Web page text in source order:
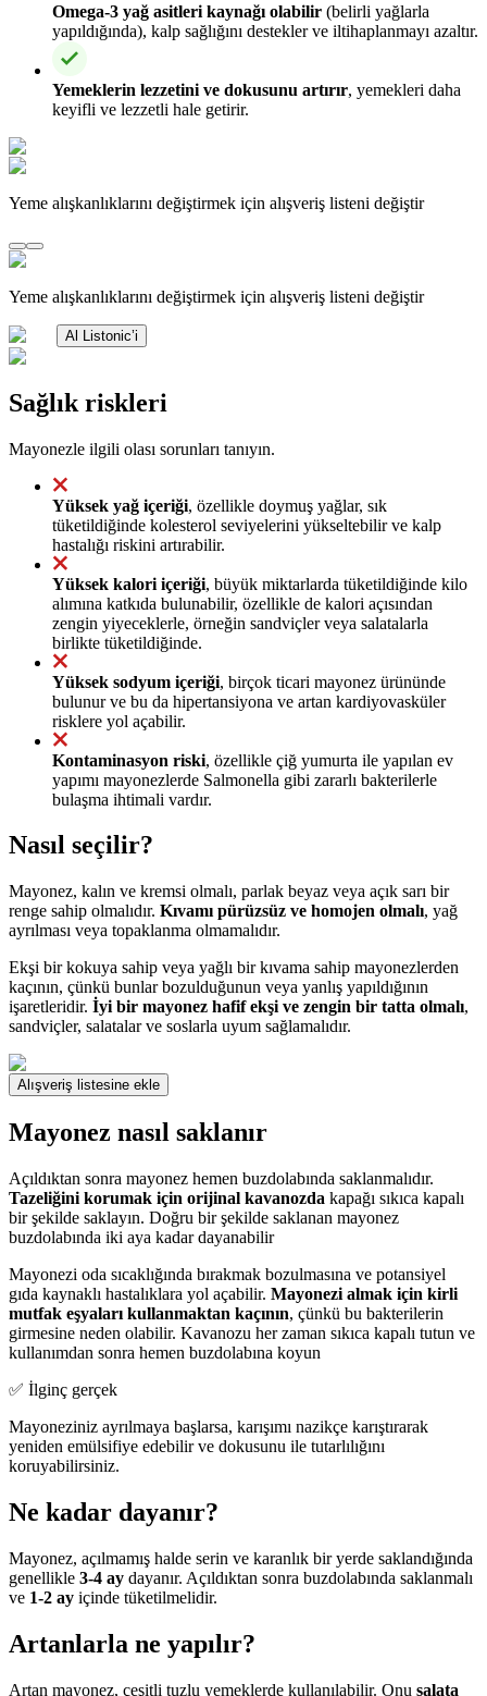
Omega-3 yağ asitleri kaynağı olabilir (belirli yağlarla
yapıldığında), kalp sağlığını destekler ve iltihaplanmayı azaltır.
Yemeklerin lezzetini ve dokusunu artırır, yemekleri daha
keyifli ve lezzetli hale getirir.
Yeme alışkanlıklarını değiştirmek için alışveriş listeni değiştir
Yeme alışkanlıklarını değiştirmek için alışveriş listeni değiştir
Al Listonic’i
Sağlık riskleri
Mayonezle ilgili olası sorunları tanıyın.
Yüksek yağ içeriği, özellikle doymuş yağlar, sık
tüketildiğinde kolesterol seviyelerini yükseltebilir ve kalp
hastalığı riskini artırabilir.
Yüksek kalori içeriği, büyük miktarlarda tüketildiğinde kilo
alımına katkıda bulunabilir, özellikle de kalori açısından
zengin yiyeceklerle, örneğin sandviçler veya salatalarla
birlikte tüketildiğinde.
Yüksek sodyum içeriği, birçok ticari mayonez ürününde
bulunur ve bu da hipertansiyona ve artan kardiyovasküler
risklere yol açabilir.
Kontaminasyon riski, özellikle çiğ yumurta ile yapılan ev
yapımı mayonezlerde Salmonella gibi zararlı bakterilerle
bulaşma ihtimali vardır.
Nasıl seçilir?
Mayonez, kalın ve kremsi olmalı, parlak beyaz veya açık sarı bir
renge sahip olmalıdır. Kıvamı pürüzsüz ve homojen olmalı, yağ
ayrılması veya topaklanma olmamalıdır.
Ekşi bir kokuya sahip veya yağlı bir kıvama sahip mayonezlerden
kaçının, çünkü bunlar bozulduğunun veya yanlış yapıldığının
işaretleridir. İyi bir mayonez hafif ekşi ve zengin bir tatta olmalı,
sandviçler, salatalar ve soslarla uyum sağlamalıdır.
Alışveriş listesine ekle
Mayonez nasıl saklanır
Açıldıktan sonra mayonez hemen buzdolabında saklanmalıdır.
Tazeliğini korumak için orijinal kavanozda kapağı sıkıca kapalı
bir şekilde saklayın. Doğru bir şekilde saklanan mayonez
buzdolabında iki aya kadar dayanabilir
Mayonezi oda sıcaklığında bırakmak bozulmasına ve potansiyel
gıda kaynaklı hastalıklara yol açabilir. Mayonezi almak için kirli
mutfak eşyaları kullanmaktan kaçının, çünkü bu bakterilerin
girmesine neden olabilir. Kavanozu her zaman sıkıca kapalı tutun ve
kullanımdan sonra hemen buzdolabına koyun
✅ İlginç gerçek
Mayoneziniz ayrılmaya başlarsa, karışımı nazikçe karıştırarak
yeniden emülsifiye edebilir ve dokusunu ile tutarlılığını
koruyabilirsiniz.
Ne kadar dayanır?
Mayonez, açılmamış halde serin ve karanlık bir yerde saklandığında
genellikle 3-4 ay dayanır. Açıldıktan sonra buzdolabında saklanmalı
ve 1-2 ay içinde tüketilmelidir.
Artanlarla ne yapılır?
Artan mayonez, çeşitli tuzlu yemeklerde kullanılabilir. Onu salata